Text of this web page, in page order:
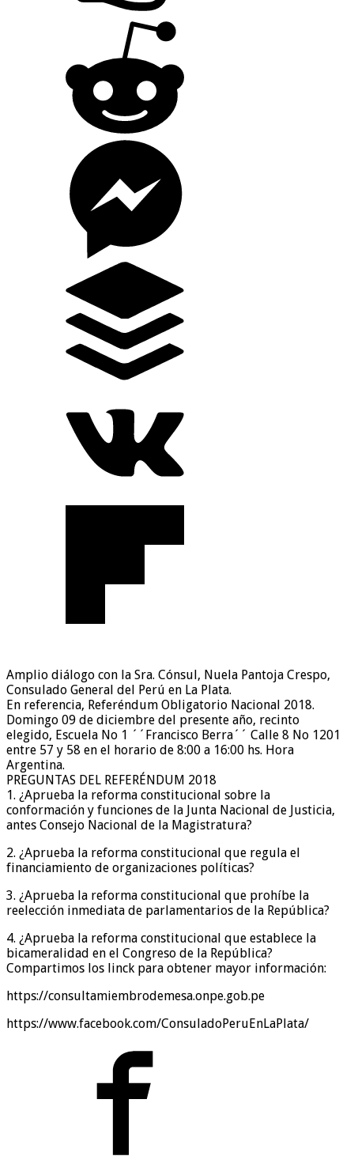
Amplio diálogo con la Sra. Cónsul, Nuela Pantoja Crespo,
Consulado General del Perú en La Plata.
En referencia, Referéndum Obligatorio Nacional 2018.
Domingo 09 de diciembre del presente año, recinto
elegido, Escuela No 1 ´´Francisco Berra´´ Calle 8 No 1201
entre 57 y 58 en el horario de 8:00 a 16:00 hs. Hora
Argentina.
PREGUNTAS DEL REFERÉNDUM 2018
1. ¿Aprueba la reforma constitucional sobre la
conformación y funciones de la Junta Nacional de Justicia,
antes Consejo Nacional de la Magistratura?
2. ¿Aprueba la reforma constitucional que regula el
financiamiento de organizaciones políticas?
3. ¿Aprueba la reforma constitucional que prohíbe la
reelección inmediata de parlamentarios de la República?
4. ¿Aprueba la reforma constitucional que establece la
bicameralidad en el Congreso de la República?
Compartimos los linck para obtener mayor información:
https://consultamiembrodemesa.onpe.gob.pe
https://www.facebook.com/ConsuladoPeruEnLaPlata/